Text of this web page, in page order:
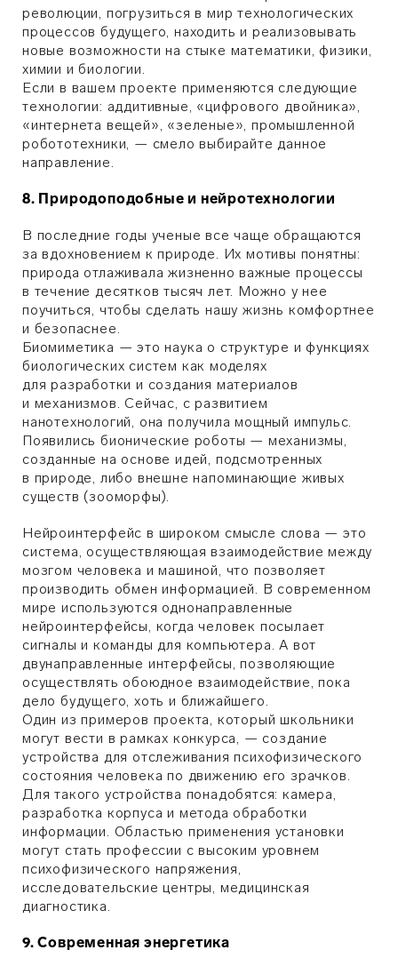
революции, погрузиться в мир технологических
процессов будущего, находить и реализовывать
новые возможности на стыке математики, физики,
химии и биологии.
Если в вашем проекте применяются следующие
технологии: аддитивные, «цифрового двойника»,
«интернета вещей», «зеленые», промышленной
робототехники, — смело выбирайте данное
направление.
8. Природоподобные и нейротехнологии
В последние годы ученые все чаще обращаются
за вдохновением к природе. Их мотивы понятны:
природа отлаживала жизненно важные процессы
в течение десятков тысяч лет. Можно у нее
поучиться, чтобы сделать нашу жизнь комфортнее
и безопаснее.
Биомиметика — это наука о структуре и функциях
биологических систем как моделях
для разработки и создания материалов
и механизмов. Сейчас, с развитием
нанотехнологий, она получила мощный импульс.
Появились бионические роботы — механизмы,
созданные на основе идей, подсмотренных
в природе, либо внешне напоминающие живых
существ (зооморфы).
Нейроинтерфейс в широком смысле слова — это
система, осуществляющая взаимодействие между
мозгом человека и машиной, что позволяет
производить обмен информацией. В современном
мире используются однонаправленные
нейроинтерфейсы, когда человек посылает
сигналы и команды для компьютера. А вот
двунаправленные интерфейсы, позволяющие
осуществлять обоюдное взаимодействие, пока
дело будущего, хоть и ближайшего.
Один из примеров проекта, который школьники
могут вести в рамках конкурса, — создание
устройства для отслеживания психофизического
состояния человека по движению его зрачков.
Для такого устройства понадобятся: камера,
разработка корпуса и метода обработки
информации. Областью применения установки
могут стать профессии с высоким уровнем
психофизического напряжения,
исследовательские центры, медицинская
диагностика.
9. Современная энергетика